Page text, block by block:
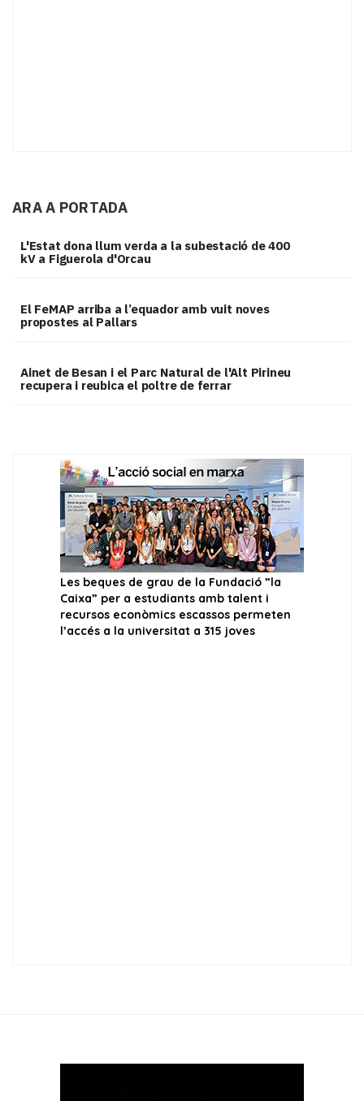
ARA A PORTADA
L'Estat dona llum verda a la subestació de 400
kV a Figuerola d'Orcau
El FeMAP arriba a l’equador amb vuit noves
propostes al Pallars
Ainet de Besan i el Parc Natural de l'Alt Pirineu
recupera i reubica el poltre de ferrar